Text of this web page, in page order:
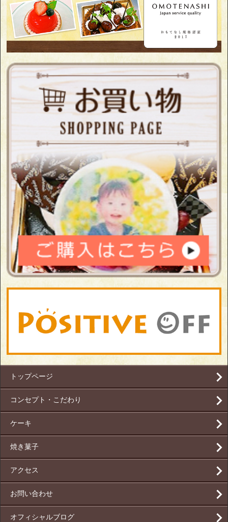
トップページ
コンセプト・こだわり
ケーキ
焼き菓子
アクセス
お問い合わせ
オフィシャルブログ